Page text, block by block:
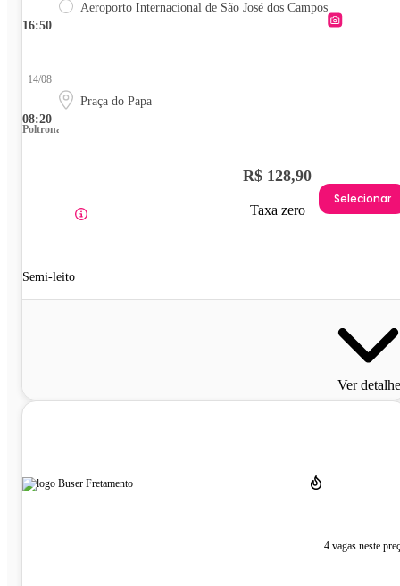
16:50
Aeroporto Internacional de São José dos Campos
08:20
14/08
Praça do Papa
Poltrona
Semi-leito
R$ 128,90
Taxa zero
Selecionar
Ver
4 vagas neste